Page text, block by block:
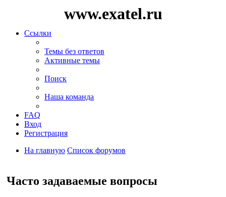
www.exatel.ru
Ссылки
Темы без ответов
Активные темы
Поиск
Наша команда
FAQ
Вход
Регистрация
На главную Список форумов
Часто задаваемые вопросы